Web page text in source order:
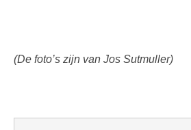
(De foto’s zijn van Jos Sutmuller)